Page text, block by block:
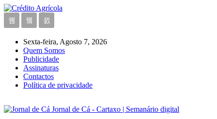
Sexta-feira, Agosto 7, 2026
Quem Somos
Publicidade
Assinaturas
Contactos
Política de privacidade
Jornal de Cá - Cartaxo | Semanário digital